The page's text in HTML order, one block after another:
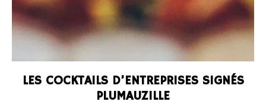
LES COCKTAILS D’ENTREPRISES SIGNÉS
PLUMAUZILLE